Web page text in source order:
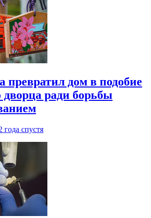
дом в подобие
дворца ради борьбы
года спустя